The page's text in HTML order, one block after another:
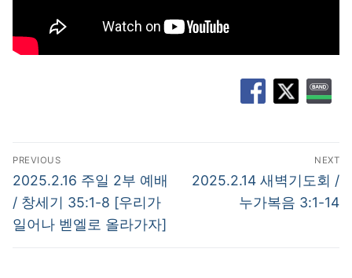
글
탐
색
PREVIOUS
Previous
post:
2025.2.16 주일 2부 예배
/ 창세기 35:1-8 [우리가
일어나 벧엘로 올라가자]
NEXT
Next
2025.2.14 새벽기도회 /
누가복음 3:1-14